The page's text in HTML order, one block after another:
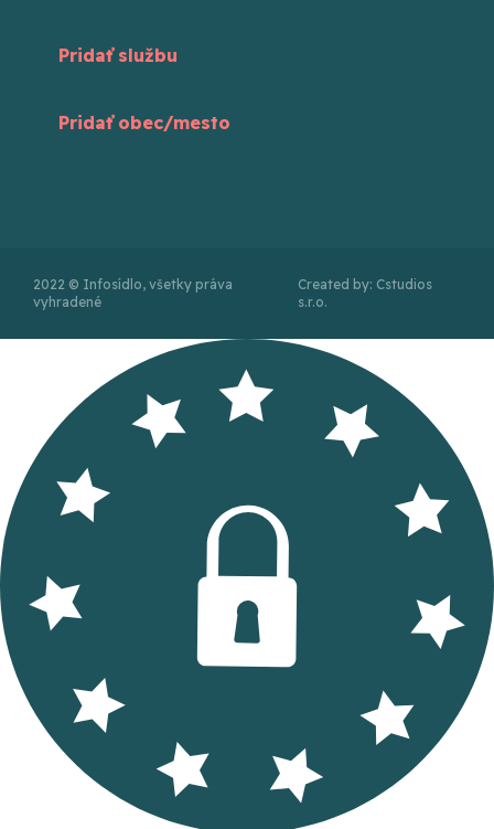
Pridať službu
Pridať obec/mesto
2022 © Infosídlo, všetky práva
vyhradené
Created by: Cstudios
s.r.o.